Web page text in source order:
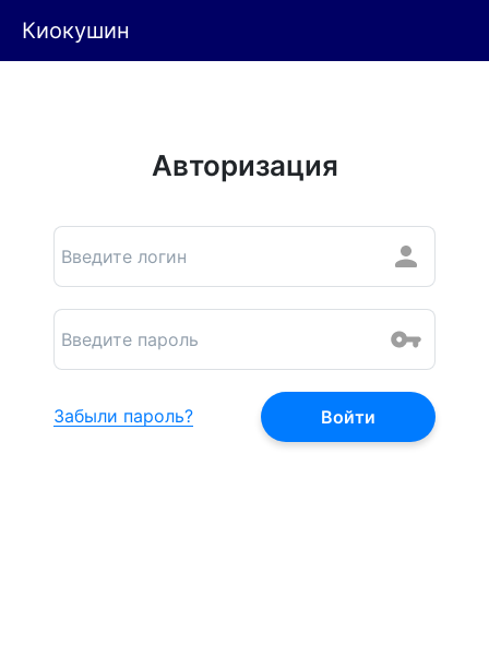
Киокушин
Авторизация
Забыли пароль?